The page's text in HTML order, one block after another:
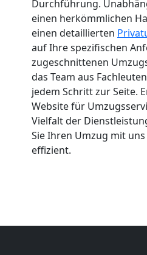
Durchführung.
einen herkömmlichen
einen detaillierten
auf Ihre spezifischen
zugeschnittenen
das Team aus
jedem Schritt zur Seite.
Website für
Vielfalt der
Sie Ihren Umzug mit
effizient.